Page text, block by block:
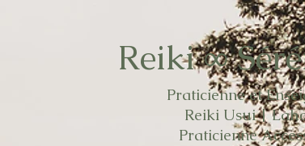
Reiki ∞
Praticienne et
Reiki Usui |
Praticienne